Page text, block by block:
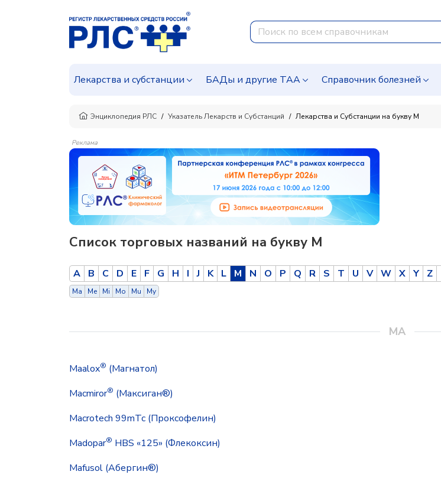
Лекарства и субстанции БАДы и другие ТАА Справочник болезней
Энциклопедия РЛС Указатель Лекарств и Субстанций Лекарства и Субстанции на букву M
Реклама
Список торговых названий на букву M
A B C D E F G H I J K L M N O P Q R S T U V W X Y Z
Ma Me Mi Mo Mu My
MA
Maalox® (Магнатол)
Macmiror® (Максиган®)
Macrotech 99mTc (Проксофелин)
Madopar® HBS «125» (Флекоксин)
Mafusol (Абергин®)